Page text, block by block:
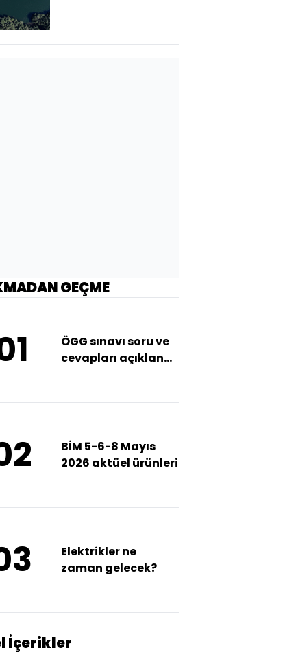
İçerikler
GEÇME
ÖGG sınavı soru ve
cevapları açıklandı
BİM 5-6-8 Mayıs
2026 aktüel ürünleri
Elektrikler ne
zaman gelecek?